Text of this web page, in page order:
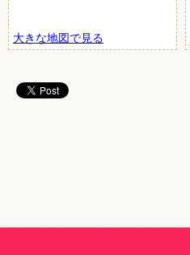
大きな地図で見る